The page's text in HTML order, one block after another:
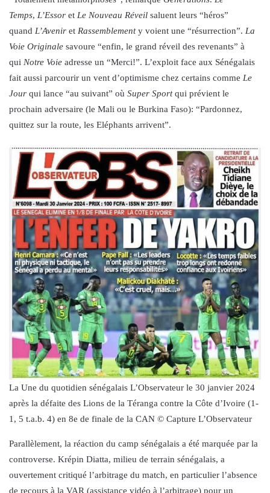
Temps, L’Essor et Le Nouveau Réveil saluent leurs “héros”
quand L’Avenir et Rassemblementy voient une “résurrection”. La
Voie Originale savoure “enfin, le grand réveil des revenants” à
qui Notre Voie adresse un “Merci!”. L’exploit face aux Sénégalais
fait aussi parcourir un vent d’optimisme chez certains comme Le
Jour qui lance “au suivant” où Super Sportqui prévient le
prochain adversaire (le Mali ou le Burkina Faso): “Pardonnez,
quittez sur la route, les Eléphants arrivent”.
La Une du quotidien sénégalais L’Observateur le 30 janvier 2024
après la défaite des Lions de la Téranga contre la Côte d’Ivoire (1-
1, 5 t.a.b. 4) en 8e de finale de la CAN © Capture L’Observateur
Parallèlement, la réaction du camp sénégalais a été marquée par la
controverse. Krépin Diatta, milieu de terrain sénégalais, a
ouvertement critiqué l’arbitrage du match, en particulier l’absence
de recours à la VAR (assistance vidéo à l’arbitrage) pour un